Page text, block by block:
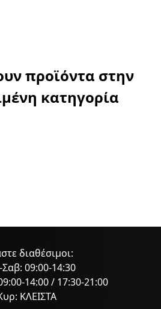
προϊόντα στην
κατηγορία
διαθέσιμοι:
Σαβ: 09:00-14:30
14:00 / 17:30-21:00
ΚΛΕΙΣΤΑ